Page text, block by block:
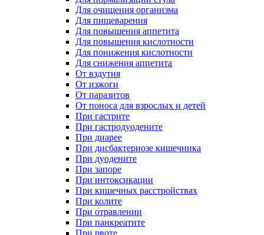
Для очищения организма
Для пищеварения
Для повышения аппетита
Для повышения кислотности
Для понижения кислотности
Для снижения аппетита
От вздутия
От изжоги
От паразитов
От поноса для взрослых и детей
При гастрите
При гастродуодените
При диарее
При дисбактериозе кишечника
При дуодените
При запоре
При интоксикации
При кишечных расстройствах
При колите
При отравлении
При панкреатите
При рвоте